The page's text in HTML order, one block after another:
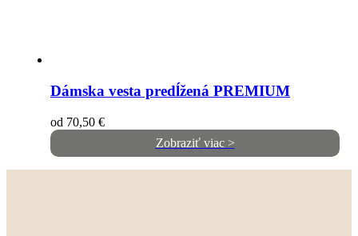
Dámska vesta predĺžená PREMIUM
od 70,50 €
Zobraziť viac >